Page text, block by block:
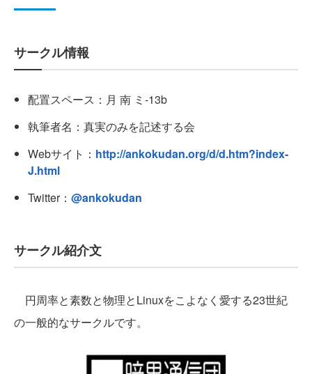
サークル情報
配置スペース：月 南 ミ-13b
執筆者名：真実のみを記述する会
Webサイト： http://ankokudan.org/d/d.htm?index-
J.html
Twitter： @ankokudan
サークル紹介文
円周率と素数と物理とLinuxをこよなく愛する23世紀
の一般的なサークルです。